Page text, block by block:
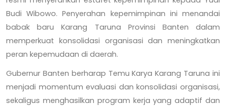
Budi Wibowo. Penyerahan kepemimpinan ini menandai
babak baru Karang Taruna Provinsi Banten dalam
memperkuat konsolidasi organisasi dan meningkatkan
peran kepemudaan di daerah.
Gubernur Banten berharap Temu Karya Karang Taruna ini
menjadi momentum evaluasi dan konsolidasi organisasi,
sekaligus menghasilkan program kerja yang adaptif dan